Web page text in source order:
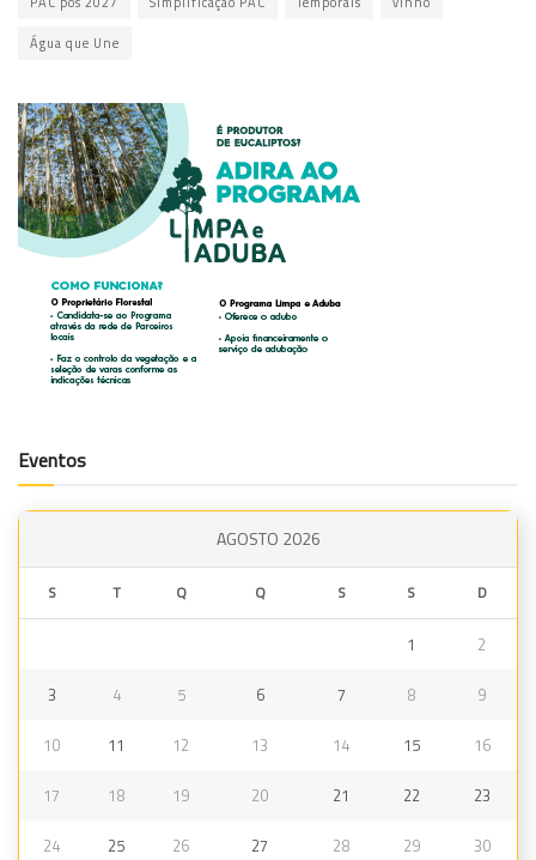
Água que Une
Eventos
AGOSTO 2026
S T Q Q S S D
1 2
3 4 5 6 7 8 9
10 11 12 13 14 15 16
17 18 19 20 21 22 23
24 25 26 27 28 29 30